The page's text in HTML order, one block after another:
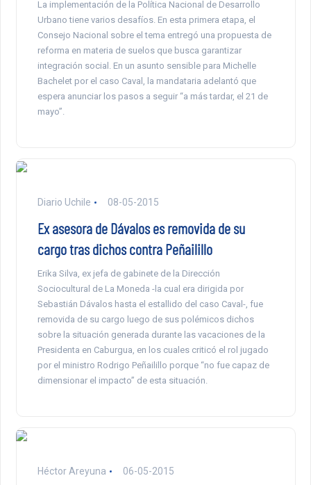
La implementación de la Política Nacional de Desarrollo
Urbano tiene varios desafíos. En esta primera etapa, el
Consejo Nacional sobre el tema entregó una propuesta de
reforma en materia de suelos que busca garantizar
integración social. En un asunto sensible para Michelle
Bachelet por el caso Caval, la mandataria adelantó que
espera anunciar los pasos a seguir “a más tardar, el 21 de
mayo”.
Diario Uchile 08-05-2015
Ex asesora de Dávalos es removida de su
cargo tras dichos contra Peñailillo
Erika Silva, ex jefa de gabinete de la Dirección
Sociocultural de La Moneda -la cual era dirigida por
Sebastián Dávalos hasta el estallido del caso Caval-, fue
removida de su cargo luego de sus polémicos dichos
sobre la situación generada durante las vacaciones de la
Presidenta en Caburgua, en los cuales criticó el rol jugado
por el ministro Rodrigo Peñailillo porque “no fue capaz de
dimensionar el impacto” de esta situación.
Héctor Areyuna 06-05-2015